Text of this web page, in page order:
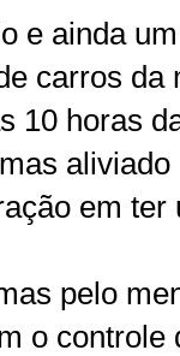
e ainda
carros
10 horas
em
pelo
o